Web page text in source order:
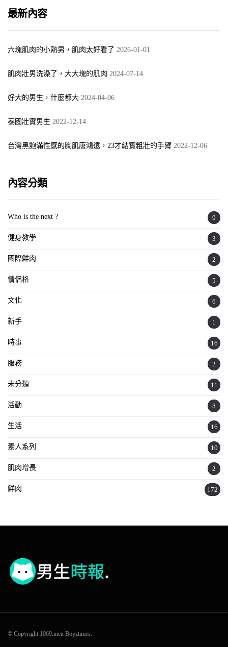
最新內容
六塊肌肉的小熟男，肌肉太好看了 2026-01-01
肌肉壯男洗澡了，大大塊的肌肉 2024-07-14
好大的男生，什麼都大 2024-04-06
泰國壯實男生 2022-12-14
台灣黑飽滿性感的胸肌唐鴻遠，23才結實粗壯的手臂 2022-12-06
內容分類
Who is the next ? 9
健身教學 3
國際鮮肉 2
情侶格 5
文化 6
新手 1
時事 16
服務 2
未分類 11
活動 8
生活 16
素人系列 10
肌肉增長 2
鮮肉 172
© Copyright 1069.men Boyztimes.